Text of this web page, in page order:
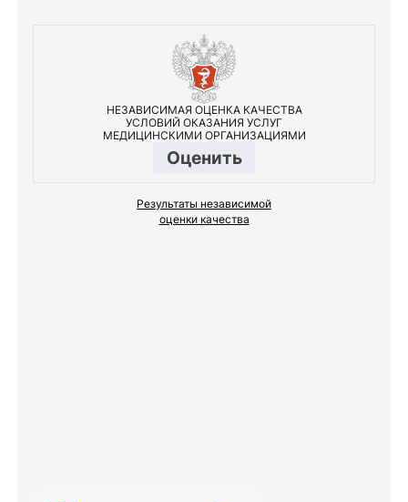
НЕЗАВИСИМАЯ ОЦЕНКА КАЧЕСТВА
УСЛОВИЙ ОКАЗАНИЯ УСЛУГ
МЕДИЦИНСКИМИ ОРГАНИЗАЦИЯМИ
Оценить
Результаты независимой
оценки качества